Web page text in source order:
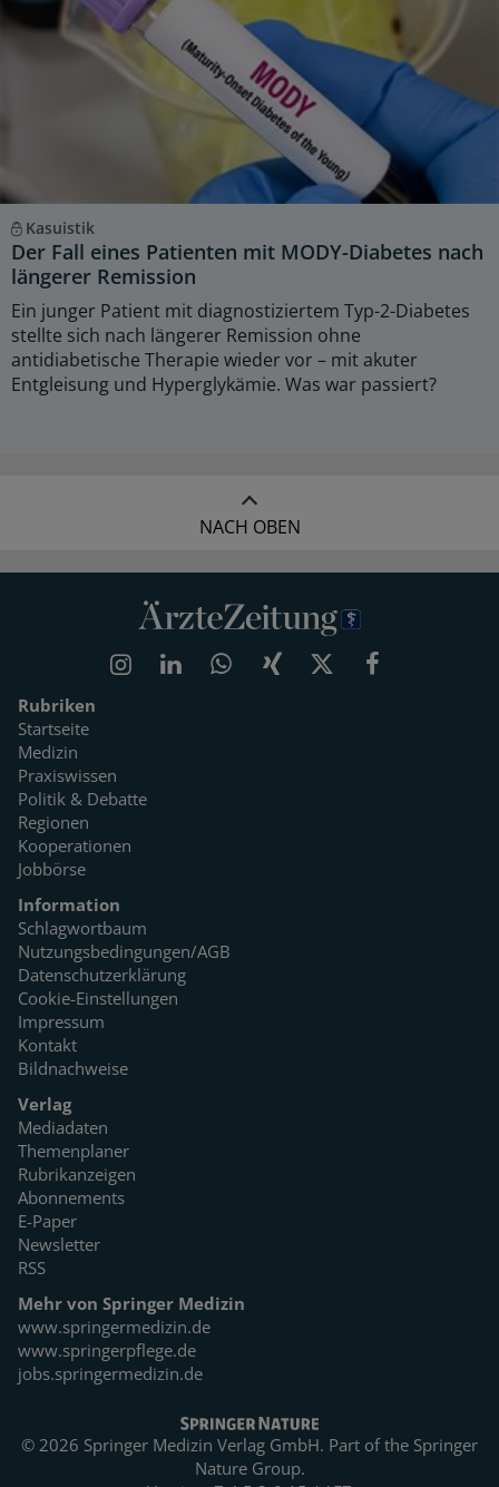
Kasuistik
Der Fall eines Patienten mit MODY-Diabetes nach
längerer Remission
Ein junger Patient mit diagnostiziertem Typ-2-Diabetes
stellte sich nach längerer Remission ohne
antidiabetische Therapie wieder vor – mit akuter
Entgleisung und Hyperglykämie. Was war passiert?
NACH OBEN
Rubriken
Startseite
Medizin
Praxiswissen
Politik & Debatte
Regionen
Kooperationen
Jobbörse
Information
Schlagwortbaum
Nutzungsbedingungen/AGB
Datenschutzerklärung
Cookie-Einstellungen
Impressum
Kontakt
Bildnachweise
Verlag
Mediadaten
Themenplaner
Rubrikanzeigen
Abonnements
E-Paper
Newsletter
RSS
Mehr von Springer Medizin
www.springermedizin.de
www.springerpflege.de
jobs.springermedizin.de
© 2026 Springer Medizin Verlag GmbH. Part of the Springer
Nature Group.